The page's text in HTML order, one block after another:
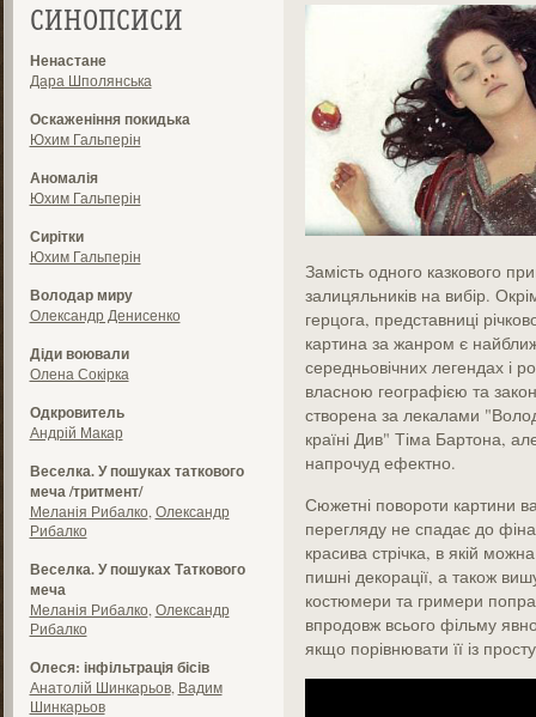
СИНОПСИСИ
Ненастане
Дара Шполянська
Оскаженіння покидька
Юхим Гальперін
Аномалія
Юхим Гальперін
Сирітки
Юхим Гальперін
Володар миру
Олександр Денисенко
Діди воювали
Олена Сокірка
Одкровитель
Андрій Макар
Веселка. У пошуках таткового
меча /тритмент/
Меланія Рибалко Олександр
Рибалко
Веселка. У пошуках Таткового
меча
Меланія Рибалко Олександр
Рибалко
Олеся: інфільтрація бісів
Анатолій Шинкарьов, Вадим
Шинкарьов
Замість одного казкового
залицяльників на вибір.
герцога, представниці
картина за жанром є
середньовічних легендах і
власною географією та
створена за лекалами
країні Див" Тіма Бартона,
напрочуд ефектно.
Сюжетні повороти картини
перегляду не спадає до
красива стрічка, в якій
пишні декорації, а також
костюмери та гримери
впродовж всього фільму
якщо порівнювати її із